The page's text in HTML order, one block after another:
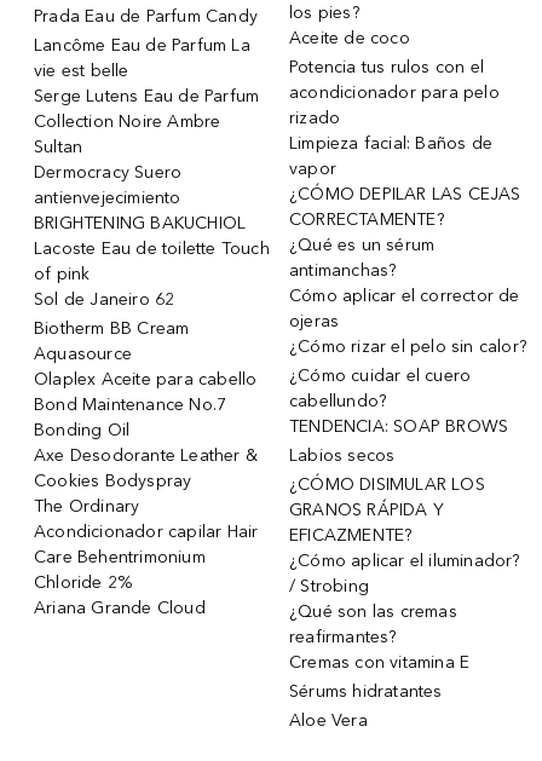
Prada Eau de Parfum Candy
Lancôme Eau de Parfum La
vie est belle
Serge Lutens Eau de Parfum
Collection Noire Ambre
Sultan
Dermocracy Suero
antienvejecimiento
BRIGHTENING BAKUCHIOL
Lacoste Eau de toilette Touch
of pink
Sol de Janeiro 62
Biotherm BB Cream
Aquasource
Olaplex Aceite para cabello
Bond Maintenance No.7
Bonding Oil
Axe Desodorante Leather &
Cookies Bodyspray
The Ordinary
Acondicionador capilar Hair
Care Behentrimonium
Chloride 2%
Ariana Grande Cloud
los pies?
Aceite de coco
Potencia tus rulos con el
acondicionador para pelo
rizado
Limpieza facial: Baños de
vapor
¿CÓMO DEPILAR LAS CEJAS
CORRECTAMENTE?
¿Qué es un sérum
antimanchas?
Cómo aplicar el corrector de
ojeras
¿Cómo rizar el pelo sin calor?
¿Cómo cuidar el cuero
cabellundo?
TENDENCIA: SOAP BROWS
Labios secos
¿CÓMO DISIMULAR LOS
GRANOS RÁPIDA Y
EFICAZMENTE?
¿Cómo aplicar el iluminador?
/ Strobing
¿Qué son las cremas
reafirmantes?
Cremas con vitamina E
Sérums hidratantes
Aloe Vera